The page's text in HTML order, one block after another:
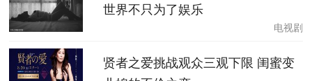
世界不只为了娱乐
电视剧
贤者之爱挑战观众三观下限 闺蜜变